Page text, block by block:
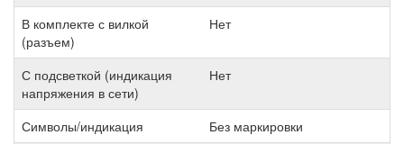
В комплекте с вилкой
(разъем)
Нет
С подсветкой (индикация
напряжения в сети)
Нет
Символы/индикация Без маркировки